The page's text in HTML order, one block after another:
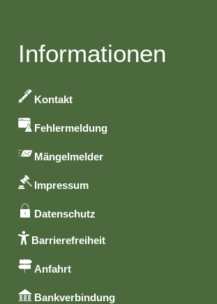
Informationen
Kontakt
Fehlermeldung
Mängelmelder
Impressum
Datenschutz
Barrierefreiheit
Anfahrt
Bankverbindung